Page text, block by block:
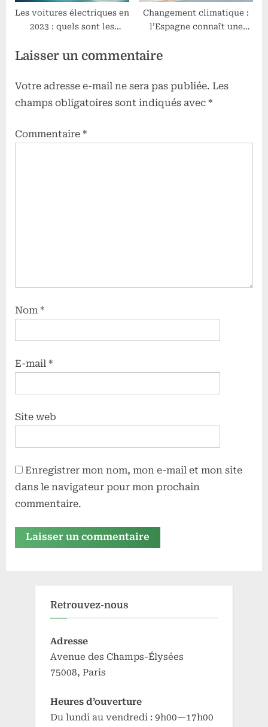
Les voitures électriques en
2023 : quels sont les
Changement climatique :
l’Espagne connaît une
température en avril
Laisser un commentaire
Votre adresse e-mail ne sera pas publiée. Les
champs obligatoires sont indiqués avec *
Commentaire *
Nom *
E-mail *
Site web
Enregistrer mon nom, mon e-mail et mon site
dans le navigateur pour mon prochain
commentaire.
Retrouvez-nous
Adresse
Avenue des Champs-Élysées
75008, Paris
Heures d’ouverture
Du lundi au vendredi : 9h00—17h00